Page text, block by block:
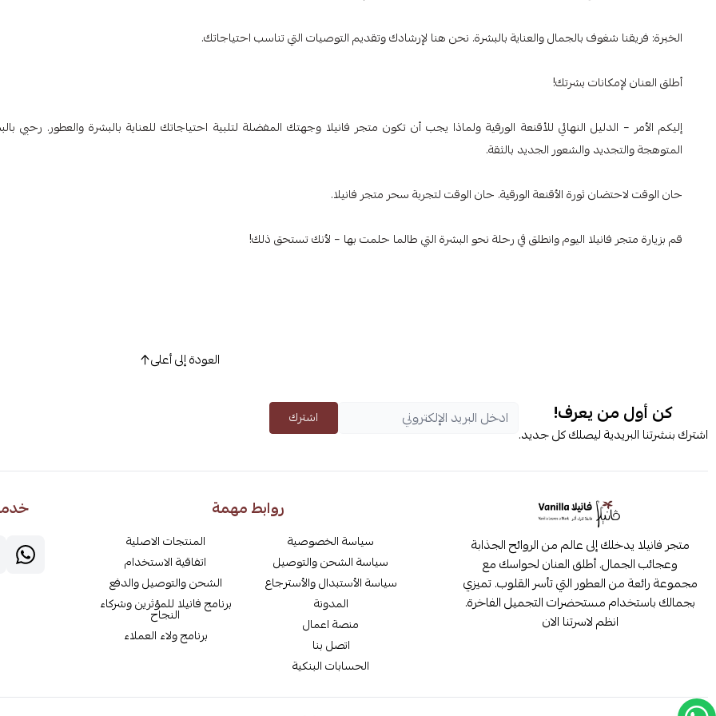
الخبرة: فريقنا شغوف بالجمال والعناية بالبشرة. نحن هنا لإرشادك وتقديم التوصيات التي تناسب احتياجاتك.
أطلق العنان لإمكانات بشرتك!
إليكم الأمر – الدليل النهائي للأقنعة الورقية ولماذا يجب أن تكون متجر فانيلا وجهتك المفضلة لتلبية احتياجاتك للعناية بالبشرة والعطور. رحبي
المتوهجة والتجديد والشعور الجديد بالثقة.
حان الوقت لاحتضان ثورة الأقنعة الورقية. حان الوقت لتجربة سحر متجر فانيلا.
قم بزيارة متجر فانيلا اليوم وانطلق في رحلة نحو البشرة التي طالما حلمت بها – لأنك تستحق ذلك!
العودة إلى أعلى
كن أول من يعرف!
اشترك بنشرتنا البريدية ليصلك كل جديد.
اشترك
متجر فانيلا يدخلك إلى عالم من الروائح الجذابة
وعجائب الجمال. أطلق العنان لحواسك مع
مجموعة رائعة من العطور التي تأسر القلوب. تميزي
بجمالك باستخدام مستحضرات التجميل الفاخرة.
انظم لاسرتنا الان
روابط مهمة
سياسة الخصوصية
سياسة الشحن والتوصيل
سياسة الأستبدال والأسترجاع
المدونة
منصة اعمال
اتصل بنا
الحسابات البنكية
المنتجات الاصلية
اتفاقية الاستخدام
الشحن والتوصيل والدفع
برنامج فانيلا للمؤثرين وشركاء
النجاح
برنامج ولاء العملاء